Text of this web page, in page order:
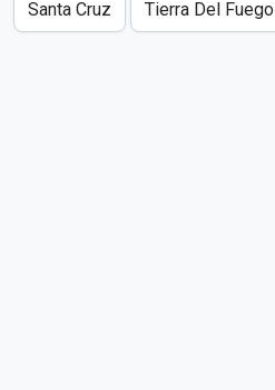
Santa Cruz Tierra Del Fuego